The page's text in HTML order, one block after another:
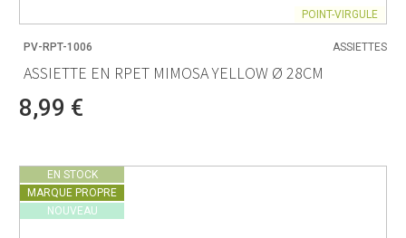
POINT-VIRGULE
PV-RPT-1006 ASSIETTES
ASSIETTE EN RPET MIMOSA YELLOW Ø 28CM
8,99 €
EN STOCK
MARQUE PROPRE
NOUVEAU